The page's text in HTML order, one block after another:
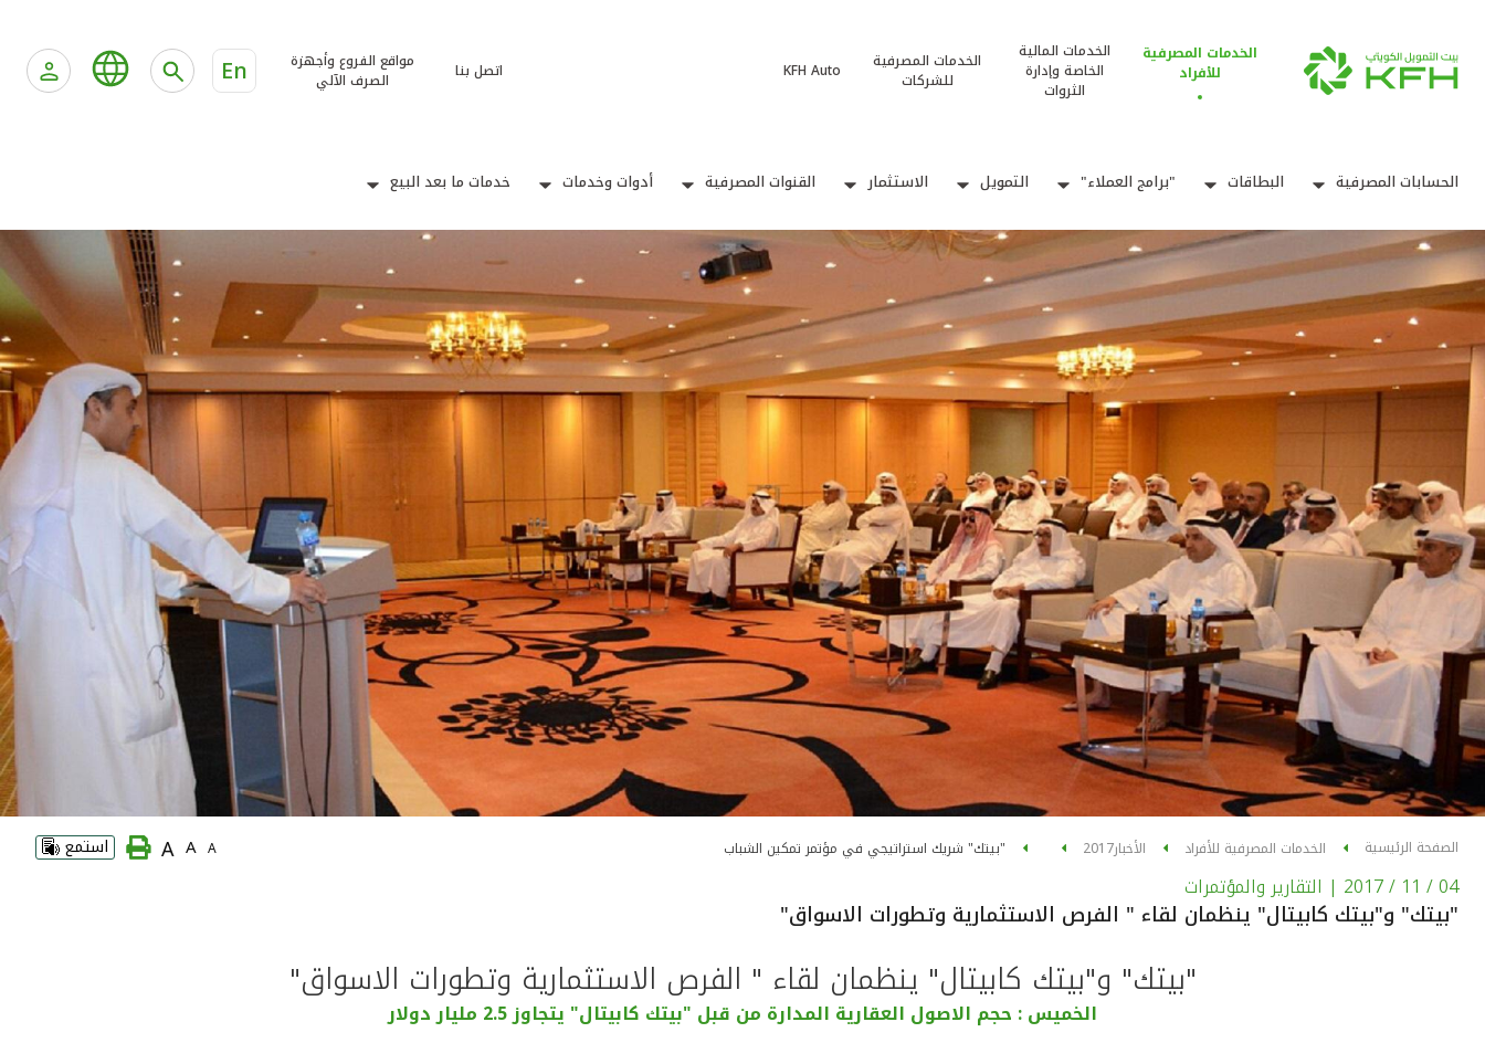
الخدمات المصرفية
للأفراد
الخدمات المالية
الخاصة وإدارة
الثروات
الخدمات المصرفية
للشركات
KFH Auto اتصل بنا
مواقع الفروع وأجهزة
الصرف الآلي
En
الحسابات المصرفية البطاقات "برامج العملاء" التمويل الاستثمار القنوات المصرفية أدوات وخدمات خدمات ما بعد البيع
الصفحة الرئيسية الخدمات المصرفية للأفراد الأخبار2017 "بيتك" شريك استراتيجي في مؤتمر تمكين الشباب A
A
A استمع
04 / 11 / 2017 | التقارير والمؤتمرات
"بيتك" و"بيتك كابيتال" ينظمان لقاء " الفرص الاستثمارية وتطورات الاسواق"
"بيتك" و"بيتك كابيتال" ينظمان لقاء " الفرص الاستثمارية وتطورات الاسواق"
الخميس : حجم الاصول العقارية المدارة من قبل "بيتك كابيتال" يتجاوز 2.5 مليار دولار